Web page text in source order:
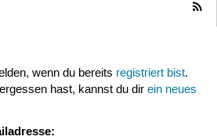
wenn du bereits registriert bist.
hast, kannst du dir ein neues